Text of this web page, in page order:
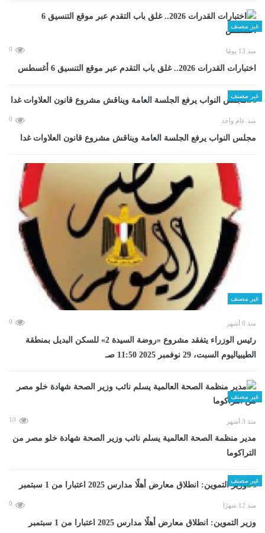
غير مصنف
منذ 13 يومًا 0
اختبارات القدرات 2026.. غلق باب التقدم عبر موقع التنسيق 6 أغسطس
غير مصنف
منذ عام واحد 0
مجلس النواب يرفع الجلسة العامة ويناقش مشروع قانون العلاوات غدا
غير مصنف
منذ 8 أشهر 0
رئيس الوزراء يتفقد مشروع «روضة السيدة 2» للسكن البديل بمنطقة
الطيبياليوم السبت، 29 نوفمبر 2025 11:50 صـ
غير مصنف
منذ 3 أشهر 10
مدير منظمة الصحة العالمية يسلم نائب وزير الصحة شهادة خلو مصر من
التراكوما
غير مصنف
منذ 12 شهرًا 0
وزير التموين: انطلاق معارض أهلًا مدارس 2025 اعتبارا من 1 سبتمبر